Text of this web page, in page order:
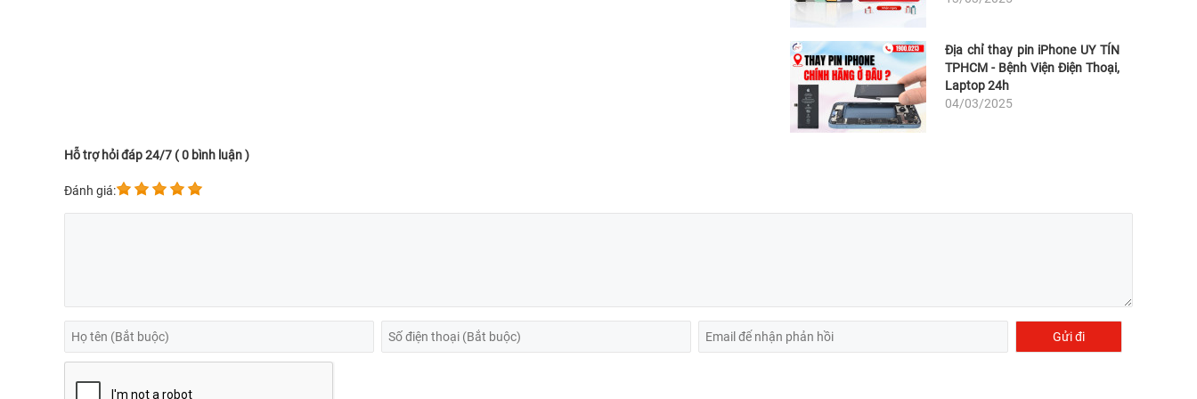
Địa chỉ thay pin iPhone UY TÍN
TPHCM - Bệnh Viện Điện Thoại,
Laptop 24h
04/03/2025
Hỗ trợ hỏi đáp 24/7 ( 0 bình luận )
Đánh giá: